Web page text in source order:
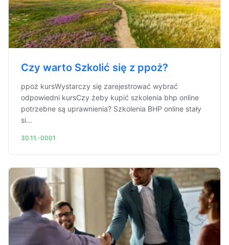
Czy warto Szkolić się z ppoż?
ppoż kursWystarczy się zarejestrować wybrać
odpowiedni kursCzy żeby kupić szkolenia bhp online
potrzebne są uprawnienia? Szkolenia BHP online stały
si...
30.11.-0001